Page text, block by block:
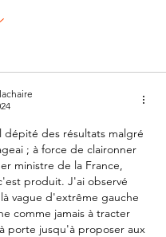
dépité des résultats malgré
; à force de claironner
ministre de la France,
produit. J'ai observé
vague d'extrême gauche
comme jamais à tracter
porte jusqu'à proposer aux